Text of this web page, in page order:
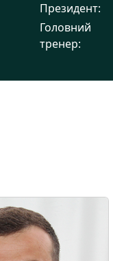
Президент:
Головний
тренер: